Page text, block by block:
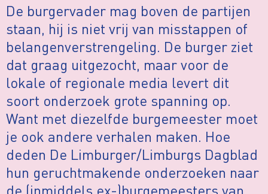
De burgervader mag boven de partijen
staan, hij is niet vrij van misstappen of
belangenverstrengeling. De burger ziet
dat graag uitgezocht, maar voor de
lokale of regionale media levert dit
soort onderzoek grote spanning op.
Want met diezelfde burgemeester moet
je ook andere verhalen maken. Hoe
deden De Limburger/Limburgs Dagblad
hun geruchtmakende onderzoeken naar
de (inmiddels ex-)burgemeesters van